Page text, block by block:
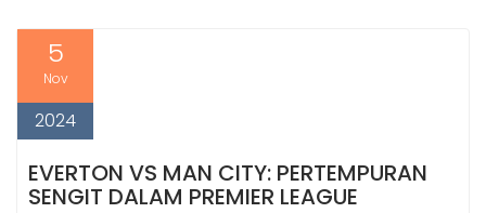
5
Nov
2024
EVERTON VS MAN CITY: PERTEMPURAN
SENGIT DALAM PREMIER LEAGUE